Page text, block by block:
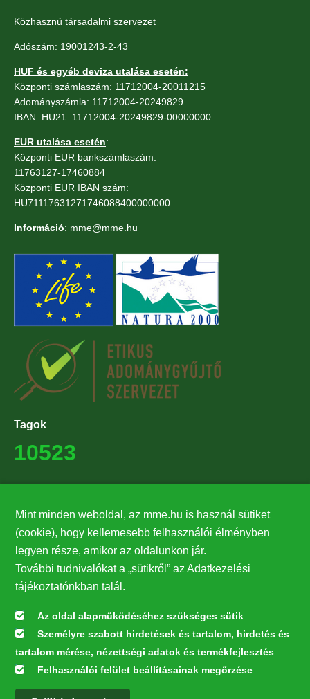
Közhasznú társadalmi szervezet
Adószám: 19001243-2-43
HUF és egyéb deviza utalása esetén:
Központi számlaszám: 11712004-20011215
Adományszámla: 11712004-20249829
IBAN: HU21 11712004-20249829-00000000
EUR utalása esetén:
Központi EUR bankszámlaszám:
11763127-17460884
Központi EUR IBAN szám:
HU71117631271746088400000000
Információ: mme@mme.hu
Tagok
10523
27224
Hírlevél feliratkozás
Értesüljön elsőként legfrissebb híreinkről, eseményeinkről!
Feliratkozás
Mint minden weboldal, az mme.hu is használ sütiket
(cookie), hogy kellemesebb felhasználói élményben
legyen része, amikor az oldalunkon jár.
További tudnivalókat a „sütikről” az Adatkezelési
tájékoztatónkban talál.
Az oldal alapműködéséhez szükséges sütik
Személyre szabott hirdetések és tartalom, hirdetés és
tartalom mérése, nézettségi adatok és termékfejlesztés
Felhasználói felület beállításainak megőrzése